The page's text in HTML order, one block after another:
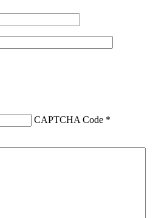
CAPTCHA Code *